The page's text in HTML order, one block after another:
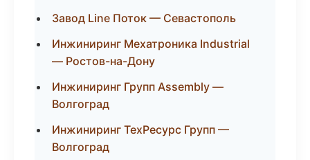
Завод Line Поток — Севастополь
Инжиниринг Мехатроника Industrial
— Ростов-на-Дону
Инжиниринг Групп Assembly —
Волгоград
Инжиниринг ТехРесурс Групп —
Волгоград